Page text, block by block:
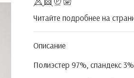
Читайте подробнее на
Описание
Полиэстер 97%, спандекс 3%